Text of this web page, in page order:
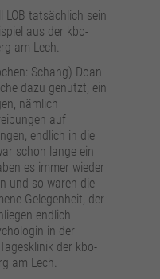
LOB tatsächlich sein
aus der kbo-
am Lech.
Schang) Doan
dazu genutzt, ein
nämlich
auf
endlich in die
schon lange ein
es immer wieder
und so waren die
Gelegenheit, der
endlich
in der
der kbo-
am Lech.